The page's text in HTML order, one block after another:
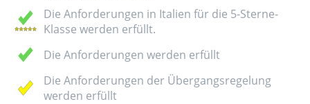
Die Anforderungen in Italien für die 5-Sterne-
Klasse werden erfüllt.
Die Anforderungen werden erfüllt
Die Anforderungen der Übergangsregelung
werden erfüllt